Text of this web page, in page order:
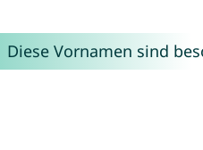
Diese Vornamen sind